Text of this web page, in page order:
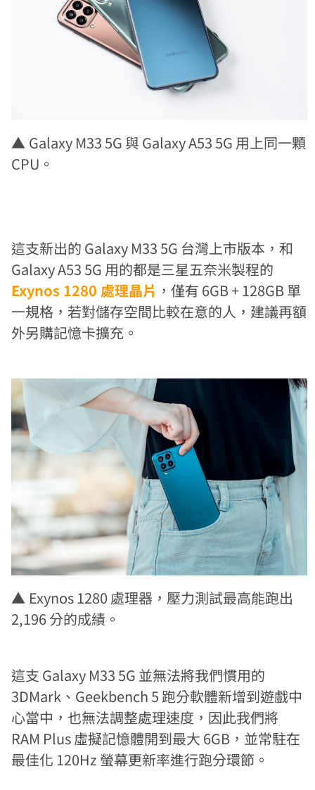
▲ Galaxy M33 5G 與 Galaxy A53 5G 用上同一顆
CPU。
這支新出的 Galaxy M33 5G 台灣上市版本，和
Galaxy A53 5G 用的都是三星五奈米製程的
Exynos 1280 處理晶片 ，僅有 6GB + 128GB 單
一規格，若對儲存空間比較在意的人，建議再額
外另購記憶卡擴充。
▲ Exynos 1280 處理器，壓力測試最高能跑出
2,196 分的成績。
這支 Galaxy M33 5G 並無法將我們慣用的
3DMark、Geekbench 5 跑分軟體新增到遊戲中
心當中，也無法調整處理速度，因此我們將
RAM Plus 虛擬記憶體開到最大 6GB，並常駐在
最佳化 120Hz 螢幕更新率進行跑分環節。